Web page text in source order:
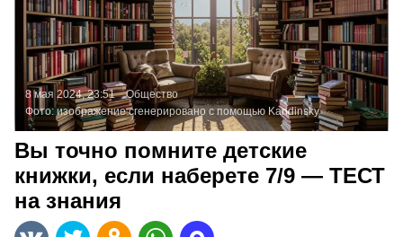
8 мая 2024, 23:51
Общество
Фото:изображение сгенерировано с помощью Kandinsky
Вы точно помните детские
книжки, если наберете 7/9 — ТЕСТ
на знания